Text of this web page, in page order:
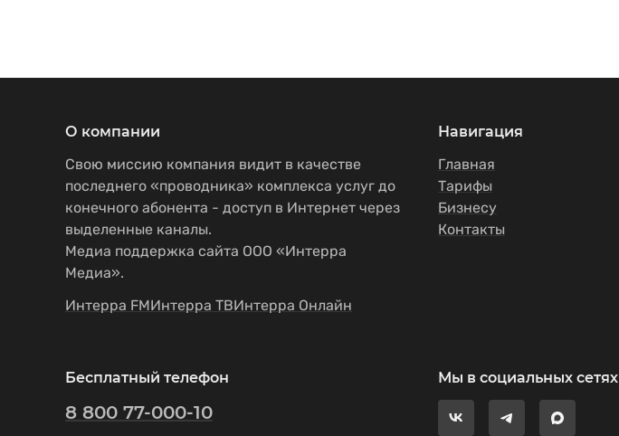
О компании
Свою миссию компания видит в качестве
последнего «проводника» комплекса услуг до
конечного абонента - доступ в Интернет через
выделенные каналы.
Медиа поддержка сайта ООО «Интерра
Медиа».
Интерра FMИнтерра ТВИнтерра Онлайн
Навигация
Главная
Тарифы
Бизнесу
Контакты
Бесплатный телефон
8 800 77-000-10
Мы в социальных сетях